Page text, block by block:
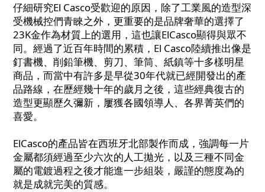
仔細研究El Casco受歡迎的原因，除了工業風的造型深
受機械控們青睞之外，更重要的是品牌奢華的選擇了
23K金作為材質上的選用，這也讓ElCasco顯得與眾不
同。經過了近百年時間的累積，El Casco陸續推出像是
釘書機、削鉛筆機、剪刀、筆筒、紙鎮等十多樣明星
商品，而當中有許多是早從30年代就已經開發出的產
品路線，在歷經幾十年的歲月之後，這些經典復古的
造型更顯歷久彌新，屢獲各國領導人、各界菁英們的
喜愛。
ElCasco的產品皆在西班牙北部製作而成，強調每一片
金屬都須經過至少六次的人工拋光，以及三種不同金
屬的電鍍過程之後才能進一步組裝，嚴謹的態度為的
就是成就完美的質感。